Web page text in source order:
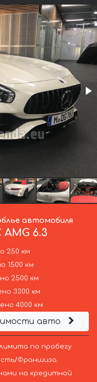
автомобиля
AMG 6.3
250 км
1500 км
2500 км
3300 км
4000 км
авто
по пробегу
Франшиза.
на кредитной